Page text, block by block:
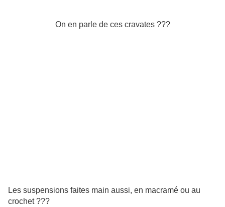
On en parle de ces cravates ???
Les suspensions faites main aussi, en macramé ou au
crochet ???